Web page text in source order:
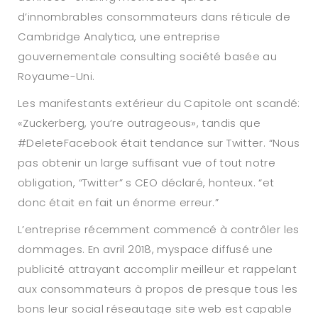
d’innombrables consommateurs dans réticule de
Cambridge Analytica, une entreprise
gouvernementale consulting société basée au
Royaume-Uni.
Les manifestants extérieur du Capitole ont scandé:
«Zuckerberg, you’re outrageous», tandis que
#DeleteFacebook était tendance sur Twitter. “Nous
pas obtenir un large suffisant vue of tout notre
obligation, “Twitter” s CEO déclaré, honteux. “et
donc était en fait un énorme erreur.”
L’entreprise récemment commencé à contrôler les
dommages. En avril 2018, myspace diffusé une
publicité attrayant accomplir meilleur et rappelant
aux consommateurs à propos de presque tous les
bons leur social réseautage site web est capable